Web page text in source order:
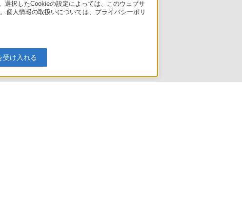
選択したCookieの設定によっては、このウェブサ
個人情報の取扱いについては、プライバシーポリ
受け入れる